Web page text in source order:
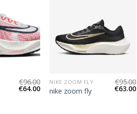
€96.00
€64.00
NIKE ZOOM FLY
nike zoom fly
€95.00
€63.00